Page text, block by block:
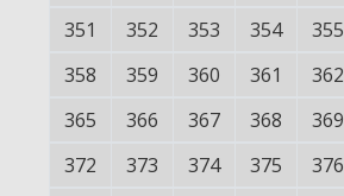
351
352 353 354 355
358
359 360 361 362
365
366 367 368 369
372
373 374 375 376